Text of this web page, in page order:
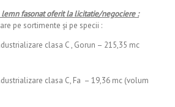
fasonat oferit la licitatie/negociere :
pe sortimente şi pe specii :
clasa C , Gorun – 215,35 mc
clasa C, Fa – 19,36 mc (volum